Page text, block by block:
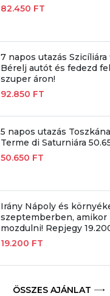
82.450 FT
7 napos utazás
Bérelj autót és fedezd
szuper áron!
92.850 FT
5 napos utazás
Terme di Saturniára
50.650 FT
Irány Nápoly és
szeptemberben, amikor
mozdulni! Repjegy
19.200 FT
ÖSSZES AJÁNLAT